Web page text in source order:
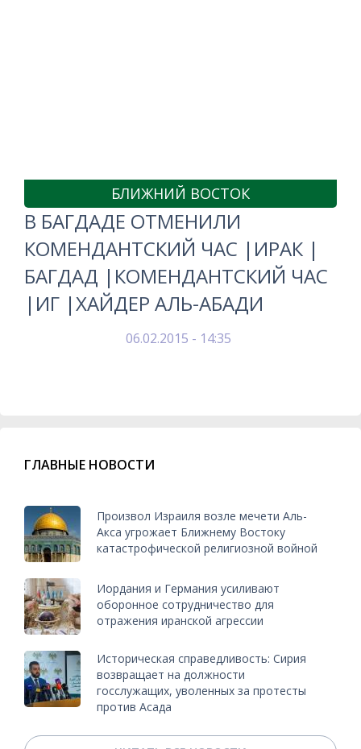
БЛИЖНИЙ ВОСТОК
В БАГДАДЕ ОТМЕНИЛИ
КОМЕНДАНТСКИЙ ЧАС |ИРАК |
БАГДАД |КОМЕНДАНТСКИЙ ЧАС
|ИГ |ХАЙДЕР АЛЬ-АБАДИ
06.02.2015 - 14:35
ГЛАВНЫЕ НОВОСТИ
Произвол Израиля возле мечети Аль-
Акса угрожает Ближнему Востоку
катастрофической религиозной войной
Иордания и Германия усиливают
оборонное сотрудничество для
отражения иранской агрессии
Историческая справедливость: Сирия
возвращает на должности
госслужащих, уволенных за протесты
против Асада